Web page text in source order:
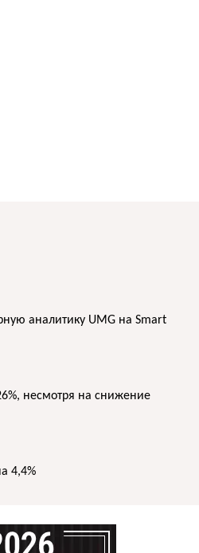
аналитику UMG на Smart
несмотря на снижение
4,4%